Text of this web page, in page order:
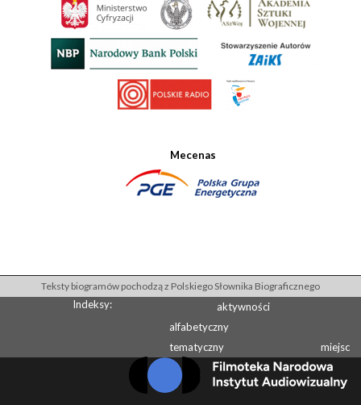
Mecenas
Teksty biogramów pochodzą z Polskiego Słownika Biograficznego
Indeksy:
aktywności
alfabetyczny
tematyczny
miejsc